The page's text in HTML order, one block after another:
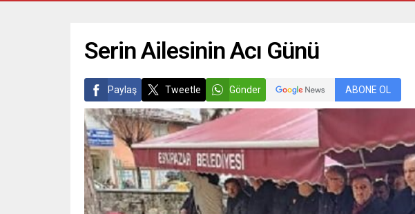
Serin Ailesinin Acı Günü
Paylaş Tweetle Gönder ABONE OL